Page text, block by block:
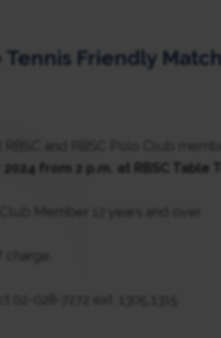
Tennis Friendly Match
from 2 p.m. at RBSC Table